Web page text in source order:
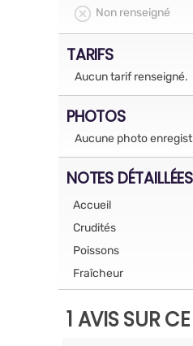
Non renseigné
TARIFS
Aucun tarif renseigné.
PHOTOS
Aucune photo
NOTES DÉTAILLÉES
Accueil
Crudités
Poissons
Fraîcheur
1 AVIS SUR